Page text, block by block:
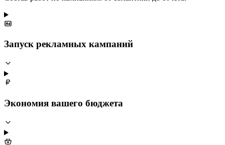
Запуск рекламных кампаний
Экономия вашего бюджета